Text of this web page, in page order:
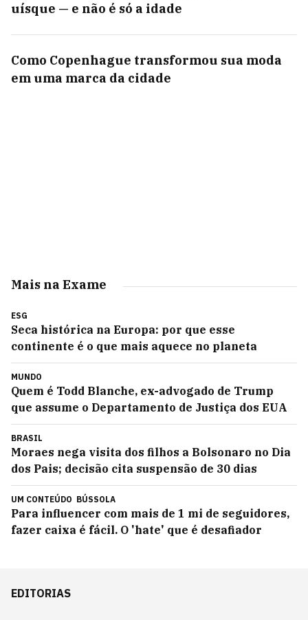
uísque — e não é só a idade
Como Copenhague transformou sua moda
em uma marca da cidade
Mais na Exame
ESG
Seca histórica na Europa: por que esse
continente é o que mais aquece no planeta
MUNDO
Quem é Todd Blanche, ex-advogado de Trump
que assume o Departamento de Justiça dos EUA
BRASIL
Moraes nega visita dos filhos a Bolsonaro no Dia
dos Pais; decisão cita suspensão de 30 dias
UM CONTEÚDO BÚSSOLA
Para influencer com mais de 1 mi de seguidores,
fazer caixa é fácil. O 'hate' que é desafiador
EDITORIAS